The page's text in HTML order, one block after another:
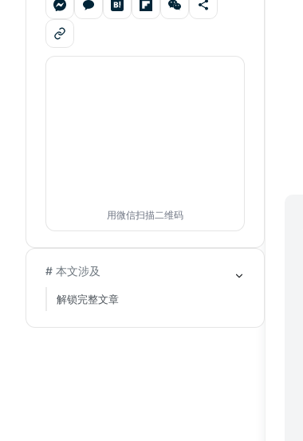
用微信扫描二维码
# 本文涉及
解锁完整文章